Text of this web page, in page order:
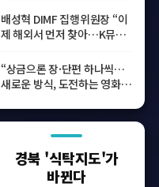
배성혁 DIMF 집행위원장 “이
제 해외서 먼저 찾아…K뮤지
“상금으론 장·단편 하나씩…
새로운 방식, 도전하는 영화
경북 '식탁지도'가
바뀐다